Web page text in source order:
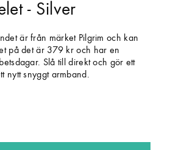
- Silver
är från märket Pilgrim och kan
på det är 379 kr och har en
Slå till direkt och gör ett
nytt snyggt armband.